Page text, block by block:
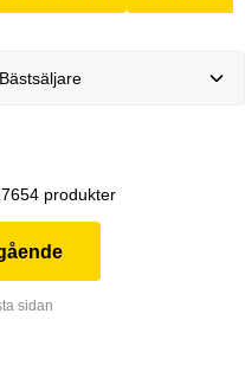
produkter
sidan